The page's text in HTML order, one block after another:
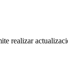
realizar